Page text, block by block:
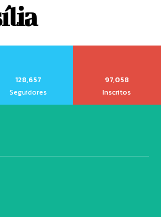
128,657
Seguidores
97,058
Inscritos